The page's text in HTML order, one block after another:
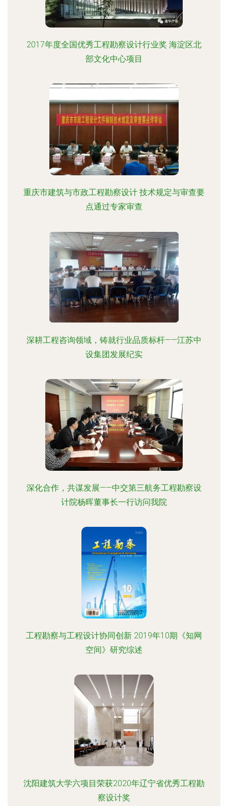
2017年度全国优秀工程勘察设计行业奖 海淀区北
部文化中心项目
重庆市建筑与市政工程勘察设计 技术规定与审查要
点通过专家审查
深耕工程咨询领域，铸就行业品质标杆——江苏中
设集团发展纪实
深化合作，共谋发展——中交第三航务工程勘察设
计院杨晖董事长一行访问我院
工程勘察与工程设计协同创新 2019年10期《知网
空间》研究综述
沈阳建筑大学六项目荣获2020年辽宁省优秀工程勘
察设计奖